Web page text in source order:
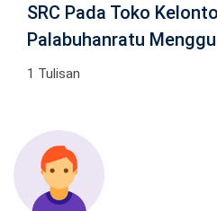
SRC Pada Toko
Palabuhanratu
1 Tulisan